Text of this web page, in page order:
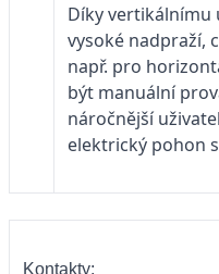
Díky vertikálnímu
vysoké nadpraží,
např. pro
být manuální
náročnější
elektrický pohon
Kontakty: